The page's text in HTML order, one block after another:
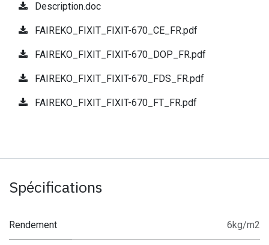
Description.doc
FAIREKO_FIXIT_FIXIT-670_CE_FR.pdf
FAIREKO_FIXIT_FIXIT-670_DOP_FR.pdf
FAIREKO_FIXIT_FIXIT-670_FDS_FR.pdf
FAIREKO_FIXIT_FIXIT-670_FT_FR.pdf
Spécifications
Rendement 6kg/m2